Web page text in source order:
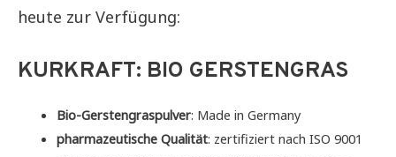
heute zur Verfügung:
KURKRAFT: BIO GERSTENGRAS
Bio-Gerstengraspulver: Made in Germany
pharmazeutische Qualität: zertifiziert nach ISO 9001